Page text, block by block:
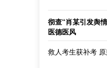
彻查“肖某引发舆
医德医风
救人考生获补考